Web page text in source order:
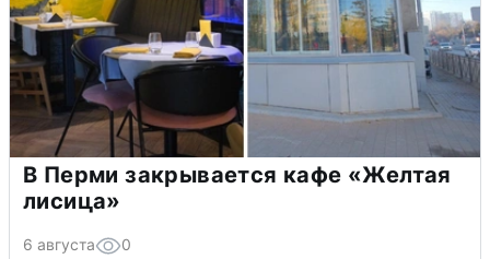
В Перми закрывается кафе «Желтая
лисица»
6 августа 0